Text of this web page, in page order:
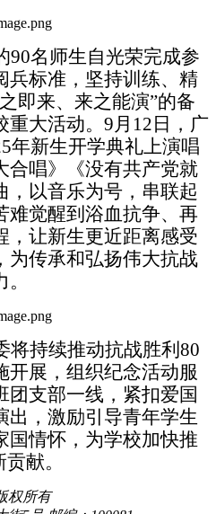
90名师生自光荣完成参
兵标准，坚持训练、精
即来、来之能演”的备
大活动。 9月12日， 广
年新生开学典礼上演唱
合唱》《没有共产党就
，以音乐为号，串联起
难觉醒到浴血抗争、再
，让新生更近距离感受
， 为传承和弘扬伟大抗战
将持续推动抗战胜利 80
开展 ， 组织纪念活动服
团支部一线 ， 紧扣爱国
出 ， 激励引导青年学生
国情怀 ， 为学校加快推
贡献。
权所有